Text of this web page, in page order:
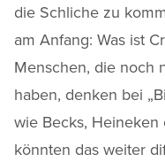
die Schliche zu
am Anfang: Was ist
Menschen, die noch
haben, denken bei
wie Becks, Heineken
könnten das weiter